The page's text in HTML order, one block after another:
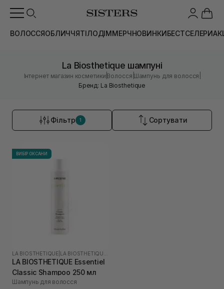
ВОЛОССЯОБЛИЧЧЯТІЛОДІММЕРЧНОВИНКИБЕСТСЕЛЕРИ
La Biosthetique шампуні
Інтернет магазин косметики |Волосся |Шампунь для волосся
Бренд: La Biosthetique
Фільтр 1 Сортувати
ВИБІР ОКСАНИ
LA BIOSTHETIQUE
LA BIOSTHETIQUE Essentiel
Classic Shampoo 250 мл
Шампунь для волосся